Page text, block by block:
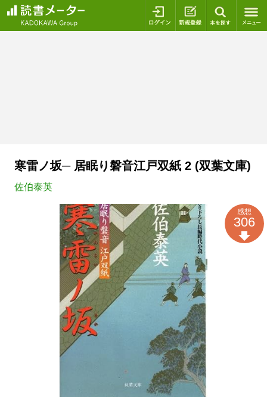
ログイン 新規登録
寒雷ノ坂─ 居眠り磐音江戸双紙 2 (双葉文庫)
佐伯泰英
感想
306